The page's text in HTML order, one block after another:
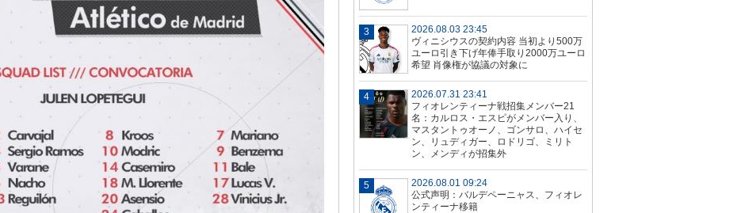
2026.08.03 23:45
ヴィニシウスの契約内容 当初より500万
ユーロ引き下げ年俸手取り2000万ユーロ
希望 肖像権が協議の対象に
2026.07.31 23:41
フィオレンティーナ戦招集メンバー21
名：カルロス・エスピがメンバー入り、
マスタントゥオーノ、ゴンサロ、ハイセ
ン、リュディガー、ロドリゴ、ミリト
ン、メンディが招集外
2026.08.01 09:24
公式声明：バルデペーニャス、フィオレ
ンティーナ移籍